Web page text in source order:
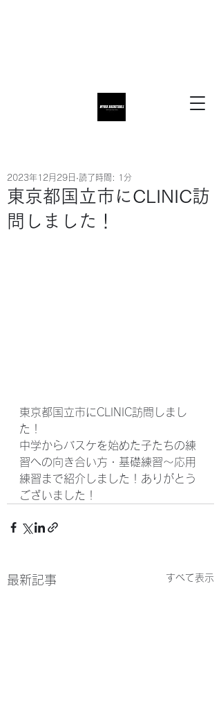
東京都国立市にCLINIC訪
問しました！
2023年12月29日 読了時間: 1分
東京都国立市にCLINIC訪問しまし
た！
中学からバスケを始めた子たちの練
習への向き合い方・基礎練習〜応用
練習まで紹介しました！ありがとう
ございました！
最新記事 すべて表示